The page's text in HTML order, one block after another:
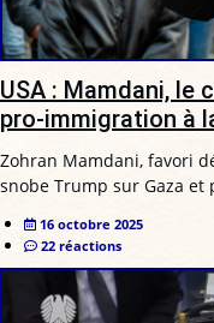
USA : Mamdani, le
pro-immigration à
Zohran Mamdani, favori
snobe Trump sur Gaza
16 octobre 2025
22 réactions